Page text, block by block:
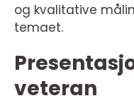
og kvalitative
temaet.
veteran